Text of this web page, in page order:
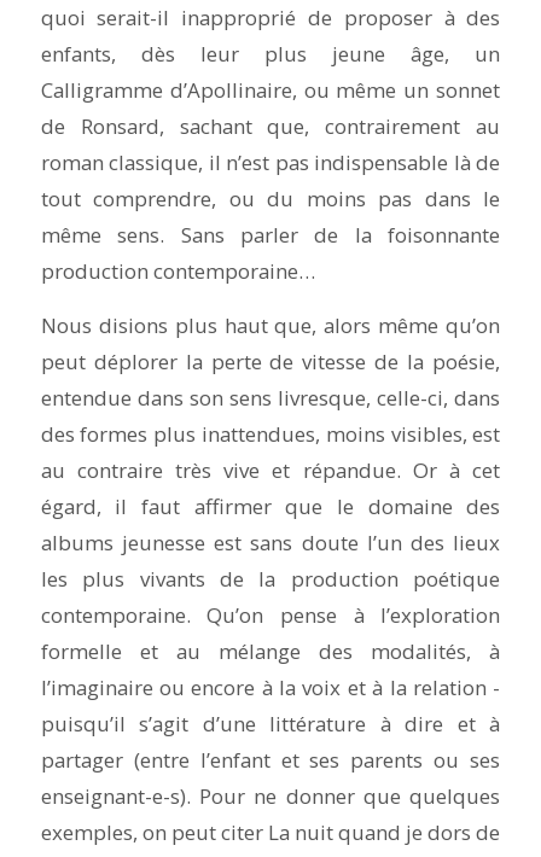
quoi serait-il inapproprié de proposer à des
enfants, dès leur plus jeune âge, un
Calligramme d’Apollinaire, ou même un sonnet
de Ronsard, sachant que, contrairement au
roman classique, il n’est pas indispensable là de
tout comprendre, ou du moins pas dans le
même sens. Sans parler de la foisonnante
production contemporaine…
Nous disions plus haut que, alors même qu’on
peut déplorer la perte de vitesse de la poésie,
entendue dans son sens livresque, celle-ci, dans
des formes plus inattendues, moins visibles, est
au contraire très vive et répandue. Or à cet
égard, il faut affirmer que le domaine des
albums jeunesse est sans doute l’un des lieux
les plus vivants de la production poétique
contemporaine. Qu’on pense à l’exploration
formelle et au mélange des modalités, à
l’imaginaire ou encore à la voix et à la relation -
puisqu’il s’agit d’une littérature à dire et à
partager (entre l’enfant et ses parents ou ses
enseignant-e-s). Pour ne donner que quelques
exemples, on peut citer La nuit quand je dors de